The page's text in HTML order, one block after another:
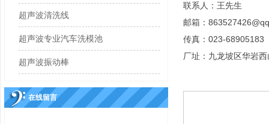
超声波清洗线
超声波专业汽车洗模池
超声波振动棒
在线留言
联系人：王先生
邮箱：
传真：023-68905183
厂址：九龙坡区华岩